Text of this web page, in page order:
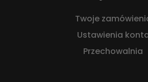
Twoje
Ustawienia
Przechowalnia